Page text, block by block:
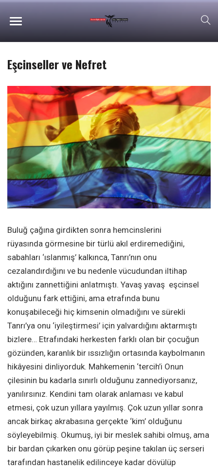
Eşcinseller ve Nefret
Buluğ çağına girdikten sonra hemcinslerini
rüyasında görmesine bir türlü akıl erdiremediğini,
sabahları ‘ıslanmış’ kalkınca, Tanrı’nın onu
cezalandırdığını ve bu nedenle vücudundan iltihap
aktığını zannettiğini anlatmıştı. Yavaş yavaş eşcinsel
olduğunu fark ettiğini, ama etrafında bunu
konuşabileceği hiç kimsenin olmadığını ve sürekli
Tanrı’ya onu ‘iyileştirmesi’ için yalvardığını aktarmıştı
bizlere… Etrafındaki herkesten farklı olan bir çocuğun
gözünden, karanlık bir ıssızlığın ortasında kaybolmanın
hikâyesini dinliyorduk. Mahkemenin ‘tercih’i Onun
çilesinin bu kadarla sınırlı olduğunu zannediyorsanız,
yanılırsınız. Kendini tam olarak anlaması ve kabul
etmesi, çok uzun yıllara yayılmış. Çok uzun yıllar sonra
ancak birkaç akrabasına gerçekte ‘kim’ olduğunu
söyleyebilmiş. Okumuş, iyi bir meslek sahibi olmuş, ama
bir bardan çıkarken onu görüp peşine takılan üç serseri
tarafından hastanelik edilinceye kadar dövülüp